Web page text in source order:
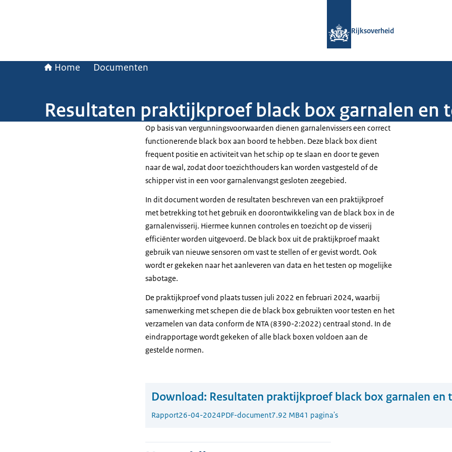
Rijksoverheid
Home Documenten
Resultaten praktijkproef black box garnalen en
Op basis van vergunningsvoorwaarden dienen garnalenvissers een correct
functionerende black box aan boord te hebben. Deze black box dient
frequent positie en activiteit van het schip op te slaan en door te geven
naar de wal, zodat door toezichthouders kan worden vastgesteld of de
schipper vist in een voor garnalenvangst gesloten zeegebied.
In dit document worden de resultaten beschreven van een praktijkproef
met betrekking tot het gebruik en doorontwikkeling van de black box in de
garnalenvisserij. Hiermee kunnen controles en toezicht op de visserij
efficiënter worden uitgevoerd. De black box uit de praktijkproef maakt
gebruik van nieuwe sensoren om vast te stellen of er gevist wordt. Ook
wordt er gekeken naar het aanleveren van data en het testen op mogelijke
sabotage.
De praktijkproef vond plaats tussen juli 2022 en februari 2024, waarbij
samenwerking met schepen die de black box gebruikten voor testen en het
verzamelen van data conform de NTA (8390-2:2022) centraal stond. In de
eindrapportage wordt gekeken of alle black boxen voldoen aan de
gestelde normen.
Download: Resultaten praktijkproef black box garnalen en
Rapport26-04-2024PDF-document7.92 MB41 pagina's